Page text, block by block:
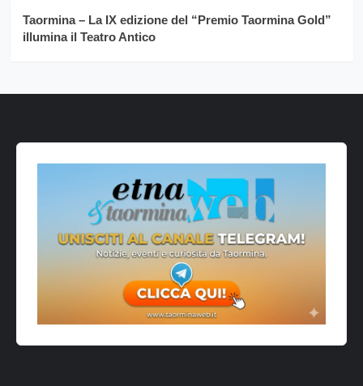
Taormina – La IX edizione del “Premio Taormina Gold”
illumina il Teatro Antico